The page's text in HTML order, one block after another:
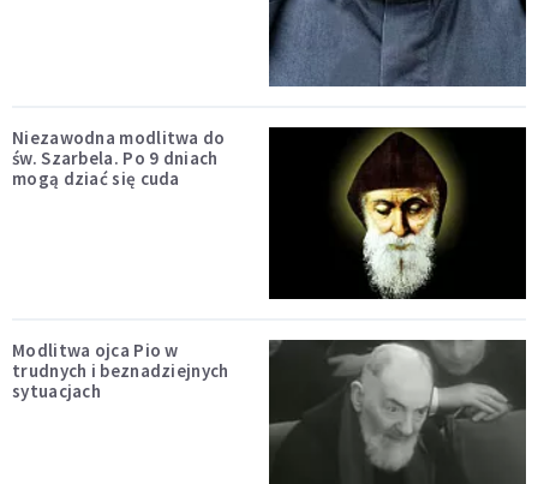
Niezawodna modlitwa do
św. Szarbela. Po 9 dniach
mogą dziać się cuda
Modlitwa ojca Pio w
trudnych i beznadziejnych
sytuacjach